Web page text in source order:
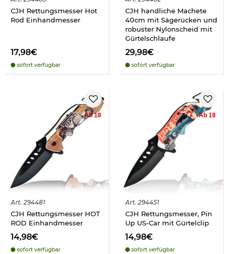
CJH Rettungsmesser Hot
Rod Einhandmesser
17,98€
sofort verfügbar
CJH handliche Machete
40cm mit Sägerücken und
robuster Nylonscheid mit
Gürtelschlaufe
29,98€
sofort verfügbar
Ab 18
Art. 294481
CJH Rettungsmesser HOT
ROD Einhandmesser
14,98€
sofort verfügbar
Ab 18
Art. 294451
CJH Rettungsmesser, Pin
Up US-Car mit Gürtelclip
14,98€
sofort verfügbar